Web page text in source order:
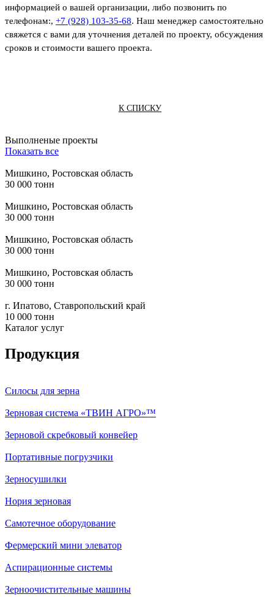
информацией о вашей организации, либо позвонить по
телефонам:, +7 (928) 103-35-68. Наш менеджер самостоятельно
свяжется с вами для уточнения деталей по проекту, обсуждения
сроков и стоимости вашего проекта.
К СПИСКУ
Выполненые проекты
Показать все
Мишкино, Ростовская область
30 000 тонн
Мишкино, Ростовская область
30 000 тонн
Мишкино, Ростовская область
30 000 тонн
Мишкино, Ростовская область
30 000 тонн
г. Ипатово, Ставропольский край
10 000 тонн
Каталог услуг
Продукция
Силосы для зерна
Зерновая система «ТВИН АГРО»™
Зерновой скребковый конвейер
Портативные погрузчики
Зерносушилки
Нория зерновая
Самотечное оборудование
Фермерский мини элеватор
Аспирационные системы
Зерноочистительные машины